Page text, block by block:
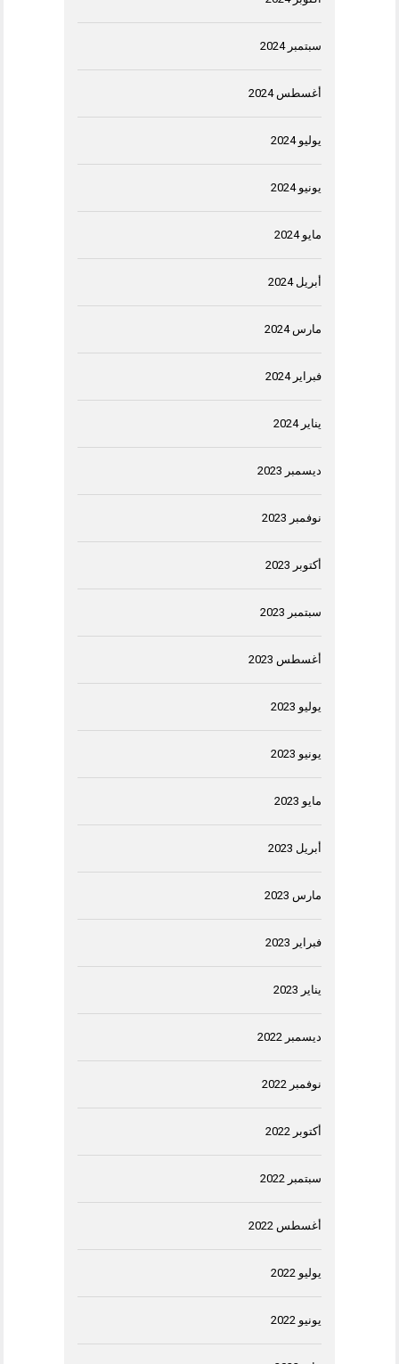
سبتمبر 2024
أغسطس 2024
يوليو 2024
يونيو 2024
مايو 2024
أبريل 2024
مارس 2024
فبراير 2024
يناير 2024
ديسمبر 2023
نوفمبر 2023
أكتوبر 2023
سبتمبر 2023
أغسطس 2023
يوليو 2023
يونيو 2023
مايو 2023
أبريل 2023
مارس 2023
فبراير 2023
يناير 2023
ديسمبر 2022
نوفمبر 2022
أكتوبر 2022
سبتمبر 2022
أغسطس 2022
يوليو 2022
يونيو 2022